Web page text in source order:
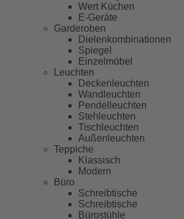
Wert Küchen
E-Geräte
Garderoben
Dielenkombinationen
Spiegel
Einzelmöbel
Leuchten
Deckenleuchten
Wandleuchten
Pendelleuchten
Stehleuchten
Tischleuchten
Außenleuchten
Teppiche
Klassisch
Modern
Büro
Schreibtische
Schreibtische
Bürostühle